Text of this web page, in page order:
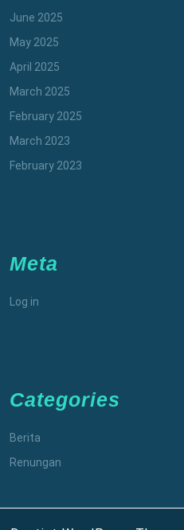
June 2025
May 2025
April 2025
March 2025
February 2025
March 2023
February 2023
Meta
Log in
Categories
Berita
Renungan